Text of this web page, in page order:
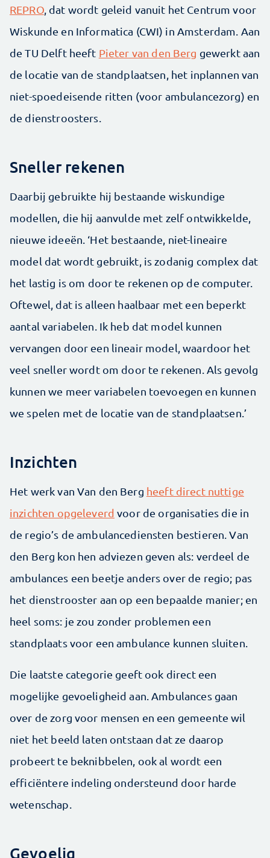
REPRO, dat wordt geleid vanuit het Centrum voor
Wiskunde en Informatica (CWI) in Amsterdam. Aan
de TU Delft heeft Pieter van den Berg gewerkt aan
de locatie van de standplaatsen, het inplannen van
niet-spoedeisende ritten (voor ambulancezorg) en
de dienstroosters.
Sneller rekenen
Daarbij gebruikte hij bestaande wiskundige
modellen, die hij aanvulde met zelf ontwikkelde,
nieuwe ideeën. ‘Het bestaande, niet-lineaire
model dat wordt gebruikt, is zodanig complex dat
het lastig is om door te rekenen op de computer.
Oftewel, dat is alleen haalbaar met een beperkt
aantal variabelen. Ik heb dat model kunnen
vervangen door een lineair model, waardoor het
veel sneller wordt om door te rekenen. Als gevolg
kunnen we meer variabelen toevoegen en kunnen
we spelen met de locatie van de standplaatsen.’
Inzichten
Het werk van Van den Berg heeft direct nuttige
inzichten opgeleverd voor de organisaties die in
de regio’s de ambulancediensten bestieren. Van
den Berg kon hen adviezen geven als: verdeel de
ambulances een beetje anders over de regio; pas
het dienstrooster aan op een bepaalde manier; en
heel soms: je zou zonder problemen een
standplaats voor een ambulance kunnen sluiten.
Die laatste categorie geeft ook direct een
mogelijke gevoeligheid aan. Ambulances gaan
over de zorg voor mensen en een gemeente wil
niet het beeld laten ontstaan dat ze daarop
probeert te beknibbelen, ook al wordt een
efficiëntere indeling ondersteund door harde
wetenschap.
Gevoelig